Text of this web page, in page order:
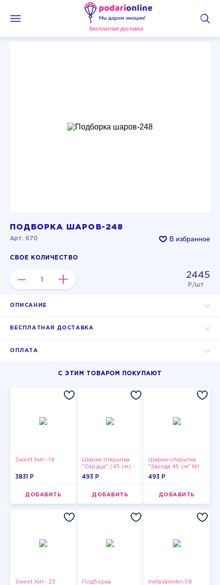
Бесплатная доставка
ПОДБОРКА ШАРОВ-248
Арт. 670 В избранное
СВОЕ КОЛИЧЕСТВО
– + 2445
Р/шт
ОПИСАНИЕ
БЕСПЛАТНАЯ ДОСТАВКА
ОПЛАТА
С ЭТИМ ТОВАРОМ ПОКУПАЮТ
Sweet Хит - 14
3831 P
ДОБАВИТЬ
Шарик-открытка
"Сердце" (45 см) -
2
493 P
ДОБАВИТЬ
Шарик-открытка
"Звезда 45 см" №1
493 P
ДОБАВИТЬ
Sweet Хит - 23
Подборка
InstaValentin-58